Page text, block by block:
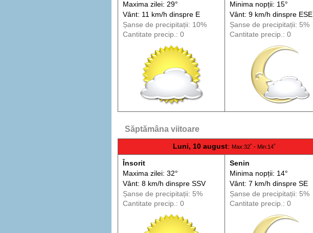
Maxima zilei: 29°
Vânt: 11 km/h dinspreE
Șanse de precipitații: 10%
Cantitate precip.: 0
Minima nopții: 15°
Vânt: 9 km/h dinspreESE
Șanse de precipitații: 5%
Cantitate precip.: 0
Săptămâna viitoare
Luni, 10 august: Max:32˚ - Min:14˚
Însorit
Maxima zilei: 32°
Vânt: 8 km/h dinspreSSV
Șanse de precipitații: 5%
Cantitate precip.: 0
Senin
Minima nopții: 14°
Vânt: 7 km/h dinspreSE
Șanse de precipitații: 5%
Cantitate precip.: 0